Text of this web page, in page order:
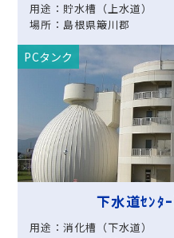
用途：貯水槽（上水道）
場所：島根県簸川郡
PCタンク
下水道ｾﾝﾀ
用途：消化槽（下水道）